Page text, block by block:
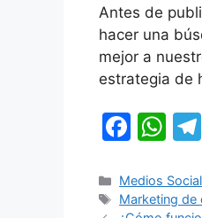
Antes de
hacer una
mejor a
estrategia de
F
c
W
at
Categorías
Medios
Etiquetas
Marketing de